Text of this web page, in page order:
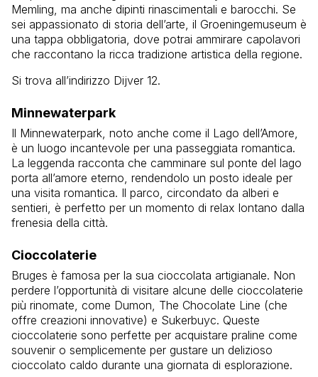
Memling, ma anche dipinti rinascimentali e barocchi. Se
sei appassionato di storia dell’arte, il Groeningemuseum è
una tappa obbligatoria, dove potrai ammirare capolavori
che raccontano la ricca tradizione artistica della regione.
Si trova all’indirizzo Dijver 12.
Minnewaterpark
Il Minnewaterpark, noto anche come il Lago dell’Amore,
è un luogo incantevole per una passeggiata romantica.
La leggenda racconta che camminare sul ponte del lago
porta all’amore eterno, rendendolo un posto ideale per
una visita romantica. Il parco, circondato da alberi e
sentieri, è perfetto per un momento di relax lontano dalla
frenesia della città.
Cioccolaterie
Bruges è famosa per la sua cioccolata artigianale. Non
perdere l’opportunità di visitare alcune delle cioccolaterie
più rinomate, come Dumon, The Chocolate Line (che
offre creazioni innovative) e Sukerbuyc. Queste
cioccolaterie sono perfette per acquistare praline come
souvenir o semplicemente per gustare un delizioso
cioccolato caldo durante una giornata di esplorazione.